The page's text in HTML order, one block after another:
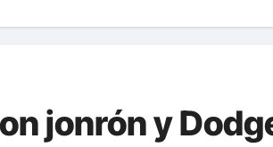
jonrón y